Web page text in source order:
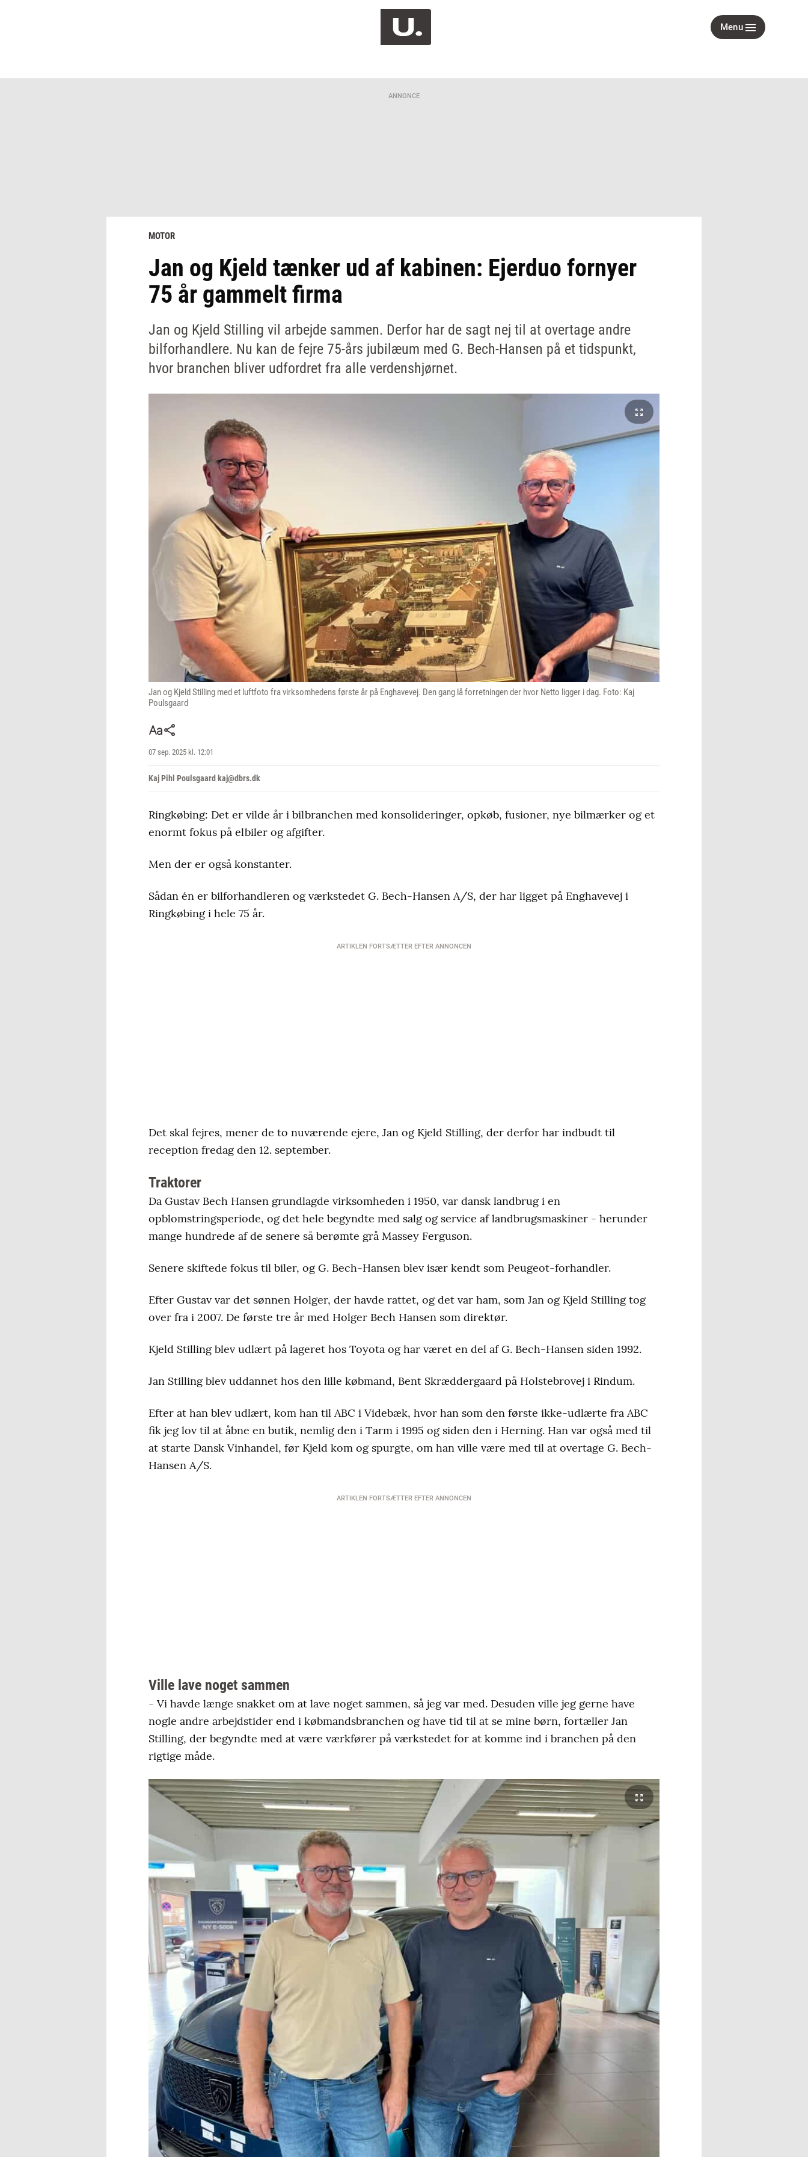
Menu
ANNONCE
MOTOR
Jan og Kjeld tænker ud af kabinen: Ejerduo fornyer
75 år gammelt firma
Jan og Kjeld Stilling vil arbejde sammen. Derfor har de sagt nej til at overtage andre
bilforhandlere. Nu kan de fejre 75-års jubilæum med G. Bech-Hansen på et tidspunkt,
hvor branchen bliver udfordret fra alle verdenshjørnet.
Jan og Kjeld Stilling med et luftfoto fra virksomhedens første år på Enghavevej. Den gang lå forretningen der hvor Netto ligger i dag. Foto: Kaj
Poulsgaard
07 sep. 2025 kl. 12:01
Kaj Pihl Poulsgaard kaj@dbrs.dk
Ringkøbing: Det er vilde år i bilbranchen med konsolideringer, opkøb, fusioner, nye bilmærker og et
enormt fokus på elbiler og afgifter.
Men der er også konstanter.
Sådan én er bilforhandleren og værkstedet G. Bech-Hansen A/S, der har ligget på Enghavevej i
Ringkøbing i hele 75 år.
ARTIKLEN FORTSÆTTER EFTER ANNONCEN
Det skal fejres, mener de to nuværende ejere, Jan og Kjeld Stilling, der derfor har indbudt til
reception fredag den 12. september.
Traktorer
Da Gustav Bech Hansen grundlagde virksomheden i 1950, var dansk landbrug i en
opblomstringsperiode, og det hele begyndte med salg og service af landbrugsmaskiner - herunder
mange hundrede af de senere så berømte grå Massey Ferguson.
Senere skiftede fokus til biler, og G. Bech-Hansen blev især kendt som Peugeot-forhandler.
Efter Gustav var det sønnen Holger, der havde rattet, og det var ham, som Jan og Kjeld Stilling tog
over fra i 2007. De første tre år med Holger Bech Hansen som direktør.
Kjeld Stilling blev udlært på lageret hos Toyota og har været en del af G. Bech-Hansen siden 1992.
Jan Stilling blev uddannet hos den lille købmand, Bent Skræddergaard på Holstebrovej i Rindum.
Efter at han blev udlært, kom han til ABC i Videbæk, hvor han som den første ikke-udlærte fra ABC
fik jeg lov til at åbne en butik, nemlig den i Tarm i 1995 og siden den i Herning. Han var også med til
at starte Dansk Vinhandel, før Kjeld kom og spurgte, om han ville være med til at overtage G. Bech-
Hansen A/S.
ARTIKLEN FORTSÆTTER EFTER ANNONCEN
Ville lave noget sammen
- Vi havde længe snakket om at lave noget sammen, så jeg var med. Desuden ville jeg gerne have
nogle andre arbejdstider end i købmandsbranchen og have tid til at se mine børn, fortæller Jan
Stilling, der begyndte med at være værkfører på værkstedet for at komme ind i branchen på den
rigtige måde.